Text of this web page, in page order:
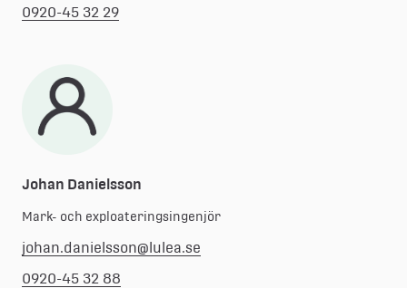
0920-45 32 29
Johan Danielsson
Mark- och exploateringsingenjör
johan.danielsson@lulea.se
0920-45 32 88